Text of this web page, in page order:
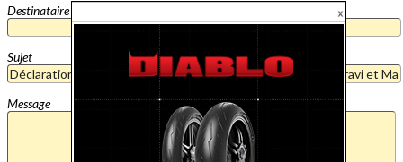
Destinataire
Sujet
Message